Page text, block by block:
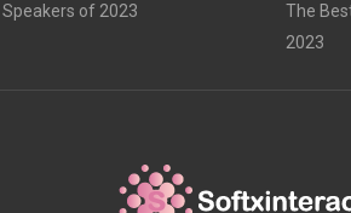
of 2023
The
2023